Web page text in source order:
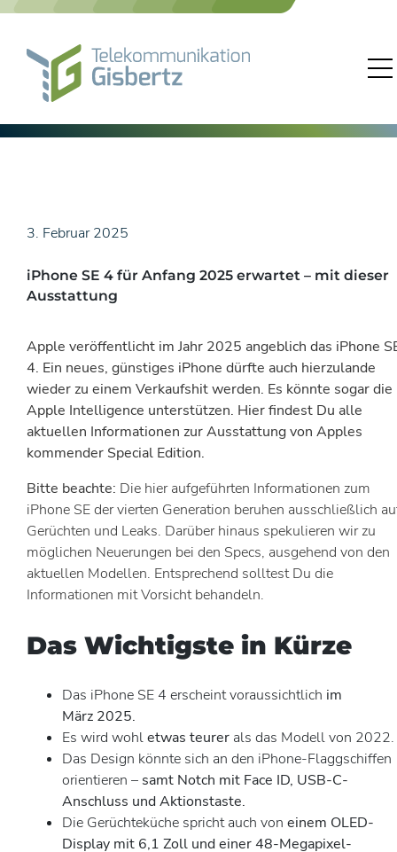
Skip
3. Februar 2025
iPhone SE 4 für Anfang 2025 erwartet – mit dieser
Ausstattung
Apple veröffentlicht im Jahr 2025 angeblich das iPhone
4. Ein neues, günstiges iPhone dürfte auch hierzulande
wieder zu einem Verkaufshit werden. Es könnte sogar die
Apple Intelligence unterstützen. Hier findest Du alle
aktuellen Informationen zur Ausstattung von Apples
kommender Special Edition.
Bitte beachte: Die hier aufgeführten Informationen zum
iPhone SE der vierten Generation beruhen ausschließlich
Gerüchten und Leaks. Darüber hinaus spekulieren wir zu
möglichen Neuerungen bei den Specs, ausgehend von den
aktuellen Modellen. Entsprechend solltest Du die
Informationen mit Vorsicht behandeln.
Das Wichtigste in Kürze
Das iPhone SE 4 erscheint voraussichtlich im
März 2025.
Es wird wohletwas teurer als das Modell von 2022.
Das Design könnte sich an den iPhone-Flaggschiffen
orientieren – samt Notch mit Face ID, USB-C-
Anschluss und Aktionstaste.
Die Gerüchteküche spricht auch von einem OLED-
Display mit 6,1 Zoll und einer 48-Megapixel-